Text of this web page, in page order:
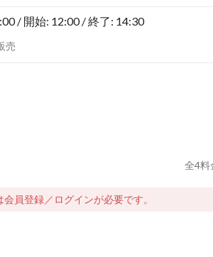
/ 開始: 12:00 / 終了: 14:30
売
全4料
会員登録／ログインが必要です。